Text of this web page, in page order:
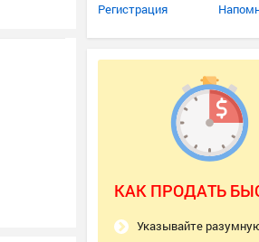
Регистрация
КАК ПРОДАТЬ
Указывайте